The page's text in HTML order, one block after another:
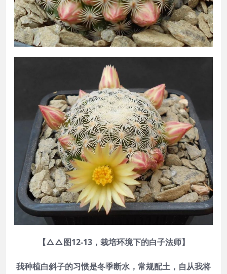
【△△图12-13，栽培环境下的白子法师】
我种植白斜子的习惯是冬季断水，常规配土，自从我将